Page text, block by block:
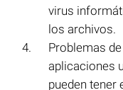
virus
los archivos.
Problemas
aplicaciones
pueden tener